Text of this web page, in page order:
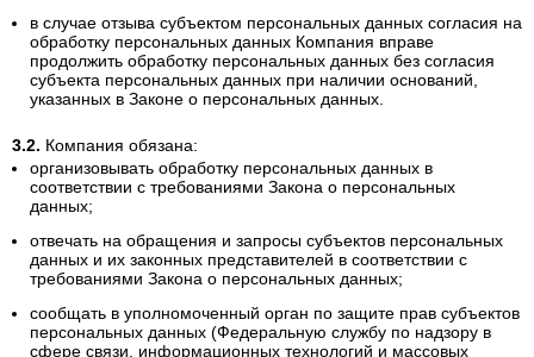
в случае отзыва субъектом персональных данных согласия на
обработку персональных данных Компания вправе
продолжить обработку персональных данных без согласия
субъекта персональных данных при наличии оснований,
указанных в Законе о персональных данных.
Компания обязана:
организовывать обработку персональных данных в
соответствии с требованиями Закона о персональных
данных;
отвечать на обращения и запросы субъектов персональных
данных и их законных представителей в соответствии с
требованиями Закона о персональных данных;
сообщать в уполномоченный орган по защите прав субъектов
персональных данных (Федеральную службу по надзору в
сфере связи, информационных технологий и массовых